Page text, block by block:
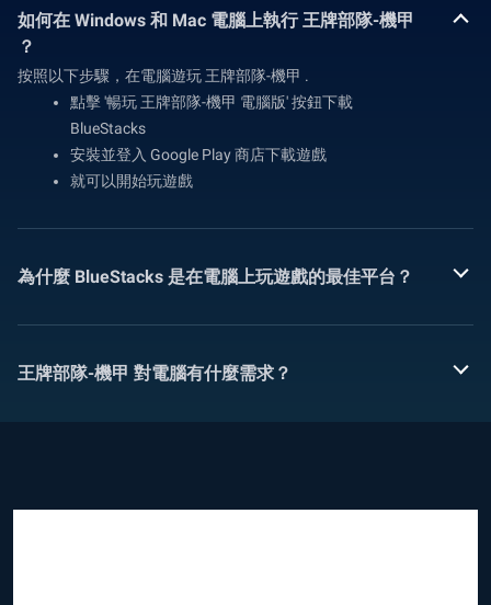
如何在 Windows 和 Mac 電腦上執行 王牌部隊-機甲
？
按照以下步驟，在電腦遊玩 王牌部隊-機甲 .
點擊 '暢玩 王牌部隊-機甲 電腦版' 按鈕下載
BlueStacks
安裝並登入 Google Play 商店下載遊戲
就可以開始玩遊戲
為什麼 BlueStacks 是在電腦上玩遊戲的最佳平台？
王牌部隊-機甲 對電腦有什麼需求？